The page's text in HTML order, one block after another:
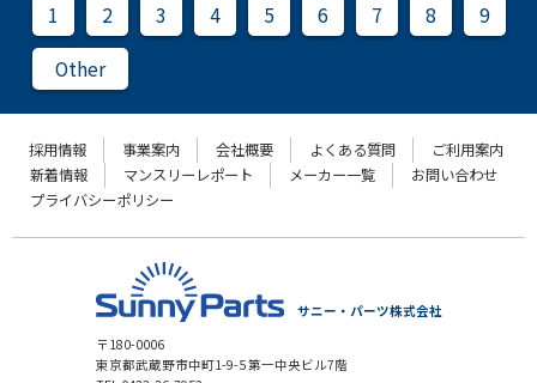
1
2 3 4 5 6 7 8
9
Other
採用情報 事業案内 会社概要 よくある質問
ご利用案内
新着情報
マンスリーレポート メーカー一覧
お問い合わせ
プライバシーポリシー
サニー・パーツ株式会社
〒180-0006
東京都武蔵野市中町1-9-5 第一中央ビル7階